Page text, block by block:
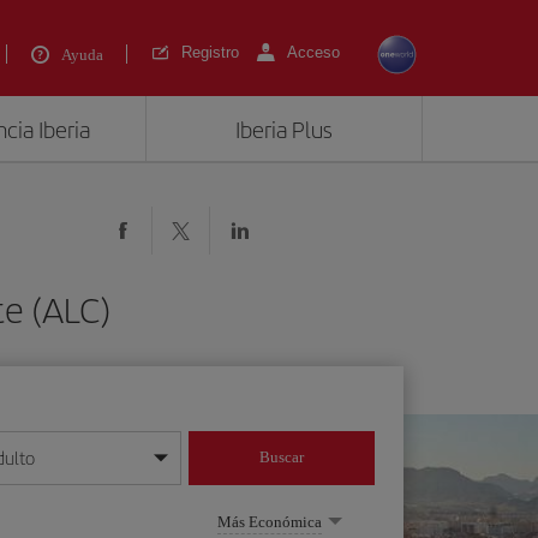
Ayuda Registro Acceso
Iberia Iberia Plus
(ALC)
mes/año
Buscar
Más Económica